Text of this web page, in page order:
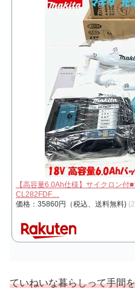
【高容量6.0Ah仕様】サイクロン付
CL282FDF…
価格：35860円（税込、送料無料)
ていねいな暮らしって手間